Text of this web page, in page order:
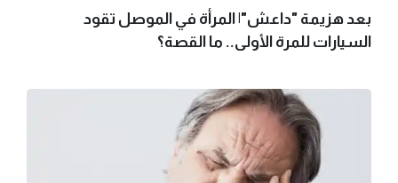
بعد هزيمة "داعش"| المرأة في الموصل تقود
السيارات للمرة الأولى.. ما القصة؟